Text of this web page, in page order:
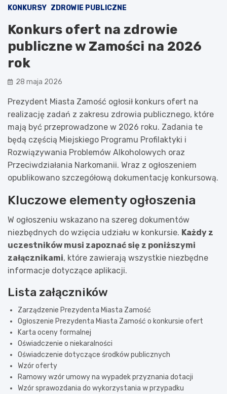
KONKURSY ZDROWIE PUBLICZNE
Konkurs ofert na zdrowie
publiczne w Zamości na 2026
rok
28 maja 2026
Prezydent Miasta Zamość ogłosił konkurs ofert na
realizację zadań z zakresu zdrowia publicznego, które
mają być przeprowadzone w 2026 roku. Zadania te
będą częścią Miejskiego Programu Profilaktyki i
Rozwiązywania Problemów Alkoholowych oraz
Przeciwdziałania Narkomanii. Wraz z ogłoszeniem
opublikowano szczegółową dokumentację konkursową.
Kluczowe elementy ogłoszenia
W ogłoszeniu wskazano na szereg dokumentów
niezbędnych do wzięcia udziału w konkursie. Każdy z
uczestników musi zapoznać się z poniższymi
załącznikami, które zawierają wszystkie niezbędne
informacje dotyczące aplikacji.
Lista załączników
Zarządzenie Prezydenta Miasta Zamość
Ogłoszenie Prezydenta Miasta Zamość o konkursie ofert
Karta oceny formalnej
Oświadczenie o niekaralności
Oświadczenie dotyczące środków publicznych
Wzór oferty
Ramowy wzór umowy na wypadek przyznania dotacji
Wzór sprawozdania do wykorzystania w przypadku